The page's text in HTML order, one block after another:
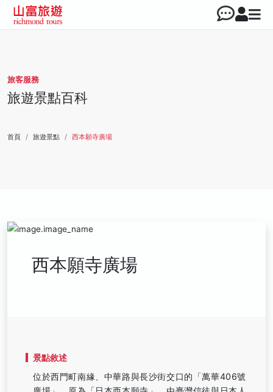
旅客服務
旅遊景點百科
首頁 旅遊景點 西本願寺廣場
西本願寺廣場
景點敘述
位於西門町南緣、中華路與長沙街交口的「萬華406號